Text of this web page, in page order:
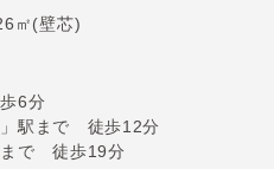
㎡(壁芯)
6分
」駅まで 徒歩12分
まで 徒歩19分